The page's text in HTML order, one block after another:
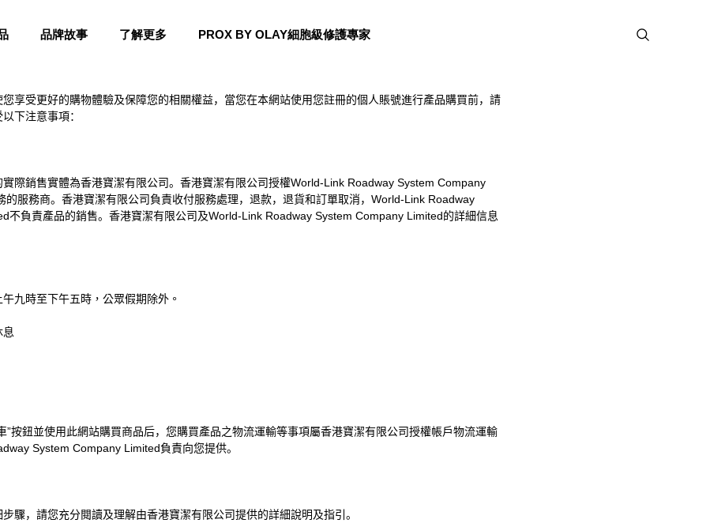
品牌故事 了解更多 PROX BY OLAY細胞級修護專家
享受更好的購物體驗及保障您的相關權益，當您在本網站使用您註冊的個人賬號進行產品購買前，請
下注意事項：
際銷售實體為香港寶潔有限公司。香港寶潔有限公司授權World-Link Roadway System Company
的服務商。香港寶潔有限公司負責收付服務處理，退款，退貨和訂單取消，World-Link Roadway
不負責產品的銷售。香港寶潔有限公司及World-Link Roadway System Company Limited的詳細信息
九時至下午五時，公眾假期除外。
息
”按鈕並使用此網站購買商品后，您購買產品之物流運輸等事項屬香港寶潔有限公司授權帳戶物流運輸
System Company Limited負責向您提供。
驟，請您充分閱讀及理解由香港寶潔有限公司提供的詳細說明及指引。